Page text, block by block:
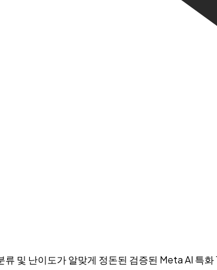
및 난이도가 알맞게 정돈된 검증된 Meta AI 특